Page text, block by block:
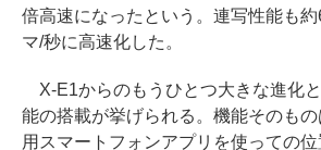
倍高速になったという。連写性能も
マ/秒に高速化した。
X-E1からのもうひとつ大きな進化
能の搭載が挙げられる。機能そのも
用スマートフォンアプリを使っての